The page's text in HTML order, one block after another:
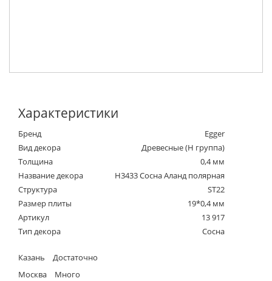
Характеристики
Бренд
Egger
Вид декора
Древесные (Н группа)
Толщина
0,4 мм
Название декора
H3433 Сосна Аланд полярная
Структура
ST22
Размер плиты
19*0,4 мм
Артикул
13 917
Тип декора
Сосна
Казань
Достаточно
Москва
Много